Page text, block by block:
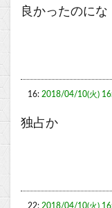
良かったのにな
16: 2018/04/10(火)
独占か
22: 2018/04/10(火)